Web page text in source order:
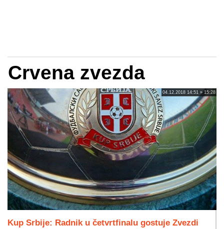
Crvena zvezda
04.12.2018 14:51 » 15:28
Kup Srbije: Radnik u četvrtfinalu gostuje Zvezdi